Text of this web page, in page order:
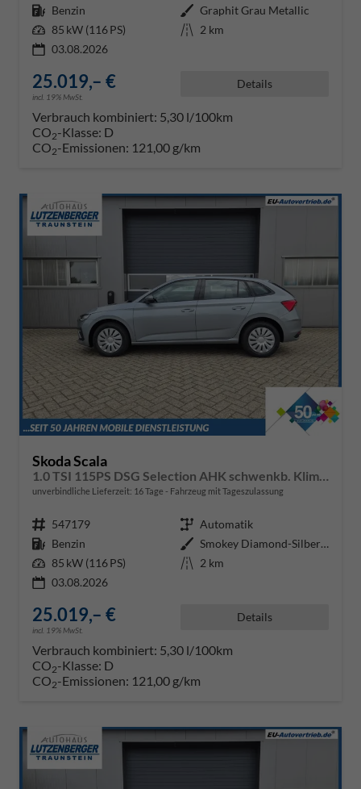
Kraftstoff Benzin Außenfarbe Graphit Grau Metallic
Leistung 85 kW (116 PS) Kilometerstand 2 km
03.08.2026
25.019,– €
incl. 19% MwSt.
Details
Verbrauch kombiniert: 5,30 l/100km
CO2-Klasse: D
CO2-Emissionen: 121,00 g/km
Skoda Scala
unverbindliche Lieferzeit: 16 Tage Fahrzeug mit Tageszulassung
Fahrzeugnr. 547179 Getriebe Automatik
Kraftstoff Benzin Außenfarbe
Smokey Diamond-Silber Metallic
Leistung 85 kW (116 PS) Kilometerstand 2 km
03.08.2026
25.019,– €
incl. 19% MwSt.
Details
Verbrauch kombiniert: 5,30 l/100km
CO2-Klasse: D
CO2-Emissionen: 121,00 g/km